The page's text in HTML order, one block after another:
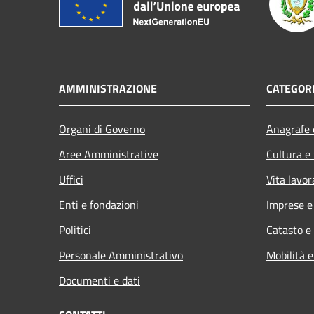
AMMINISTRAZIONE
Organi di Governo
Aree Amministrative
Uffici
Enti e fondazioni
Politici
Personale Amministrativo
Documenti e dati
Cultura
Vita
Imprese
Catasto
Mobilità